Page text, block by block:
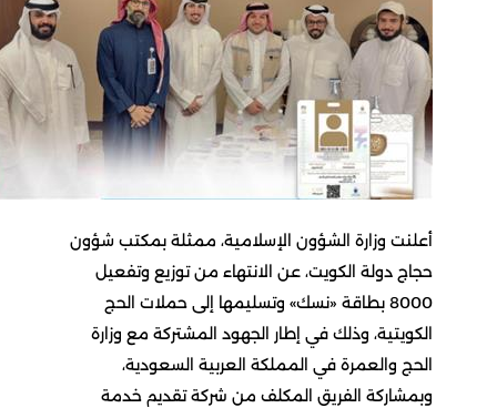
أعلنت وزارة الشؤون الإسلامية، ممثلة بمكتب شؤون
حجاج دولة الكويت، عن الانتهاء من توزيع وتفعيل
8000 بطاقة «نسك» وتسليمها إلى حملات الحج
الكويتية، وذلك في إطار الجهود المشتركة مع وزارة
الحج والعمرة في المملكة العربية السعودية،
وبمشاركة الفريق المكلف من شركة تقديم خدمة